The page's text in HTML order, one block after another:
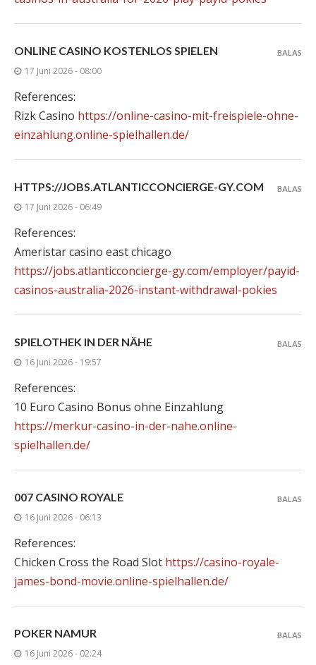
ONLINE CASINO KOSTENLOS SPIELEN
17 Juni 2026 - 08:00
References:
Rizk Casino https://online-casino-mit-freispiele-ohne-
einzahlung.online-spielhallen.de/
BALAS
HTTPS://JOBS.ATLANTICCONCIERGE-GY.COM
17 Juni 2026 - 06:49
References:
Ameristar casino east chicago
https://jobs.atlanticconcierge-gy.com/employer/payid-
casinos-australia-2026-instant-withdrawal-pokies
BALAS
SPIELOTHEK IN DER NÄHE
16 Juni 2026 - 19:57
References:
10 Euro Casino Bonus ohne Einzahlung
https://merkur-casino-in-der-nahe.online-
spielhallen.de/
BALAS
007 CASINO ROYALE
16 Juni 2026 - 06:13
References:
Chicken Cross the Road Slot https://casino-royale-
james-bond-movie.online-spielhallen.de/
BALAS
POKER NAMUR
16 Juni 2026 - 02:24
BALAS